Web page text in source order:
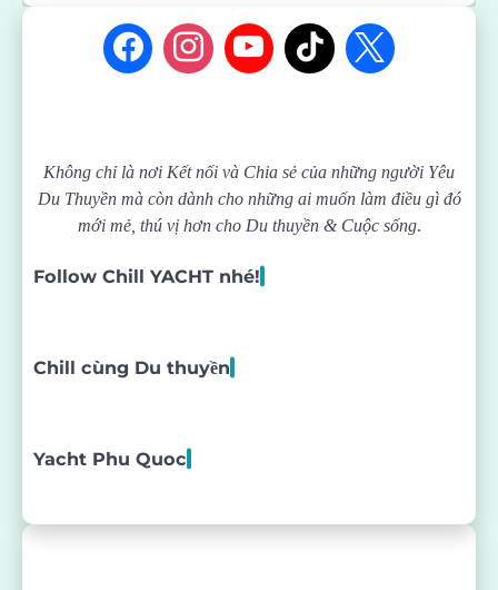
Không chỉ là nơi Kết nối và Chia sẻ của những người Yêu
Du Thuyền mà còn dành cho những ai muốn làm điều gì đó
mới mẻ, thú vị hơn cho Du thuyền & Cuộc sống.
Follow Chill YACHT nhé!
Chill cùng Du thuyền
Yacht Phu Quoc